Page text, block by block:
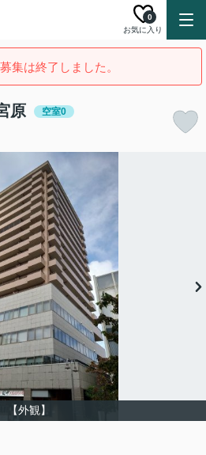
お気に入り
0
集は終了しました。
原 空室0
【外観】